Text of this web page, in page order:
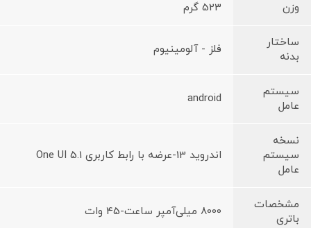
وزن 523 گرم
ساختار
بدنه
فلز - آلومینیوم
سیستم
عامل
android
نسخه
سیستم
عامل
اندروید 13-عرضه با رابط کاربری One UI 5.1
مشخصات
باتری
8000 میلی‌آمپر ساعت-45 وات